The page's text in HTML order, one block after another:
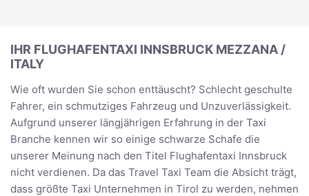
IHR FLUGHAFENTAXI INNSBRUCK MEZZANA /
ITALY
Wie oft wurden Sie schon enttäuscht? Schlecht geschulte
Fahrer, ein schmutziges Fahrzeug und Unzuverlässigkeit.
Aufgrund unserer längjährigen Erfahrung in der Taxi
Branche kennen wir so einige schwarze Schafe die
unserer Meinung nach den Titel Flughafentaxi Innsbruck
nicht verdienen. Da das Travel Taxi Team die Absicht trägt,
dass größte Taxi Unternehmen in Tirol zu werden, nehmen